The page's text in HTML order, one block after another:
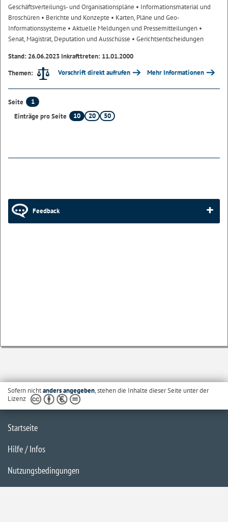
Geschäftsverteilungs- und Organisationspläne • Informationsmaterial und
Broschüren • Berichte und Konzepte • Karten, Pläne und Geo-
Informationssysteme • Aktuelle Meldungen und Pressemitteilungen •
Senat, Magistrat, Deputation und Ausschüsse • Gerichtsentscheidungen
Stand: 26.06.2023 Inkrafttreten: 11.01.2000
Themen:
Vorschrift direkt aufrufen Mehr Informationen
Seite
1
Einträge pro Seite
10 20 50
Feedback
Sofern nichtanders angegeben, stehen die Inhalte dieser Seite unter der
Lizenz
Startseite
Hilfe / Infos
Nutzungsbedingungen